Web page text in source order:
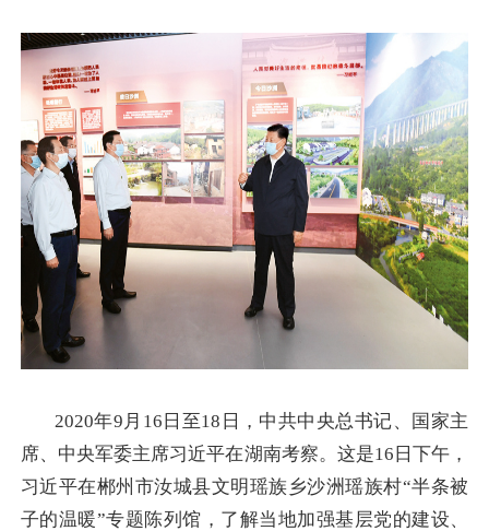
2020年9月16日至18日，中共中央总书记、国家主
席、中央军委主席习近平在湖南考察。这是16日下午，
习近平在郴州市汝城县文明瑶族乡沙洲瑶族村“半条被
子的温暖”专题陈列馆，了解当地加强基层党的建设、